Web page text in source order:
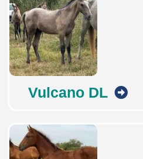
Vulcano DL